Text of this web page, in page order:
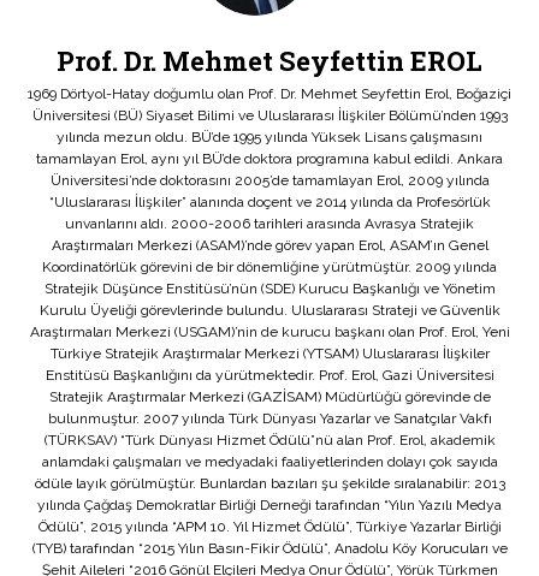
Prof. Dr. Mehmet Seyfettin EROL
1969 Dörtyol-Hatay doğumlu olan Prof. Dr. Mehmet Seyfettin Erol, Boğaziçi
Üniversitesi (BÜ) Siyaset Bilimi ve Uluslararası İlişkiler Bölümü’nden 1993
yılında mezun oldu. BÜ’de 1995 yılında Yüksek Lisans çalışmasını
tamamlayan Erol, aynı yıl BÜ’de doktora programına kabul edildi. Ankara
Üniversitesi’nde doktorasını 2005’de tamamlayan Erol, 2009 yılında
“Uluslararası İlişkiler” alanında doçent ve 2014 yılında da Profesörlük
unvanlarını aldı. 2000-2006 tarihleri arasında Avrasya Stratejik
Araştırmaları Merkezi (ASAM)’nde görev yapan Erol, ASAM’ın Genel
Koordinatörlük görevini de bir dönemliğine yürütmüştür. 2009 yılında
Stratejik Düşünce Enstitüsü’nün (SDE) Kurucu Başkanlığı ve Yönetim
Kurulu Üyeliği görevlerinde bulundu. Uluslararası Strateji ve Güvenlik
Araştırmaları Merkezi (USGAM)’nin de kurucu başkanı olan Prof. Erol, Yeni
Türkiye Stratejik Araştırmalar Merkezi (YTSAM) Uluslararası İlişkiler
Enstitüsü Başkanlığını da yürütmektedir. Prof. Erol, Gazi Üniversitesi
Stratejik Araştırmalar Merkezi (GAZİSAM) Müdürlüğü görevinde de
bulunmuştur. 2007 yılında Türk Dünyası Yazarlar ve Sanatçılar Vakfı
(TÜRKSAV) “Türk Dünyası Hizmet Ödülü”nü alan Prof. Erol, akademik
anlamdaki çalışmaları ve medyadaki faaliyetlerinden dolayı çok sayıda
ödüle layık görülmüştür. Bunlardan bazıları şu şekilde sıralanabilir: 2013
yılında Çağdaş Demokratlar Birliği Derneği tarafından “Yılın Yazılı Medya
Ödülü”, 2015 yılında “APM 10. Yıl Hizmet Ödülü”, Türkiye Yazarlar Birliği
(TYB) tarafından “2015 Yılın Basın-Fikir Ödülü”, Anadolu Köy Korucuları ve
Şehit Aileleri “2016 Gönül Elçileri Medya Onur Ödülü”, Yörük Türkmen